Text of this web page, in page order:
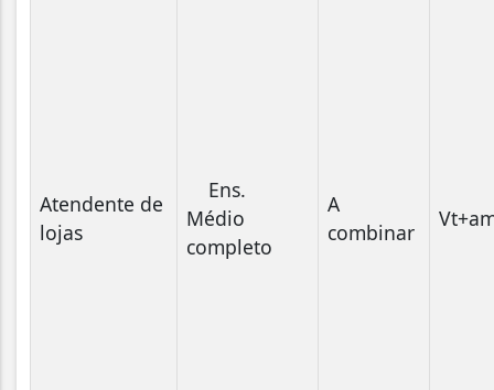
Atendente de
lojas
Ens.
Médio
completo
A
combinar